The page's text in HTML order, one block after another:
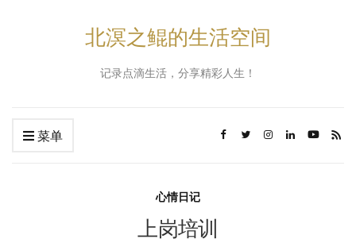
北溟之鲲的生活空间
记录点滴生活，分享精彩人生！
菜单
心情日记
上岗培训